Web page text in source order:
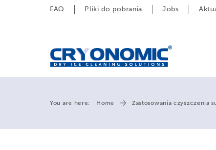
FAQ Pliki do pobrania Jobs
You are here: Home Zastosowania czyszczenia